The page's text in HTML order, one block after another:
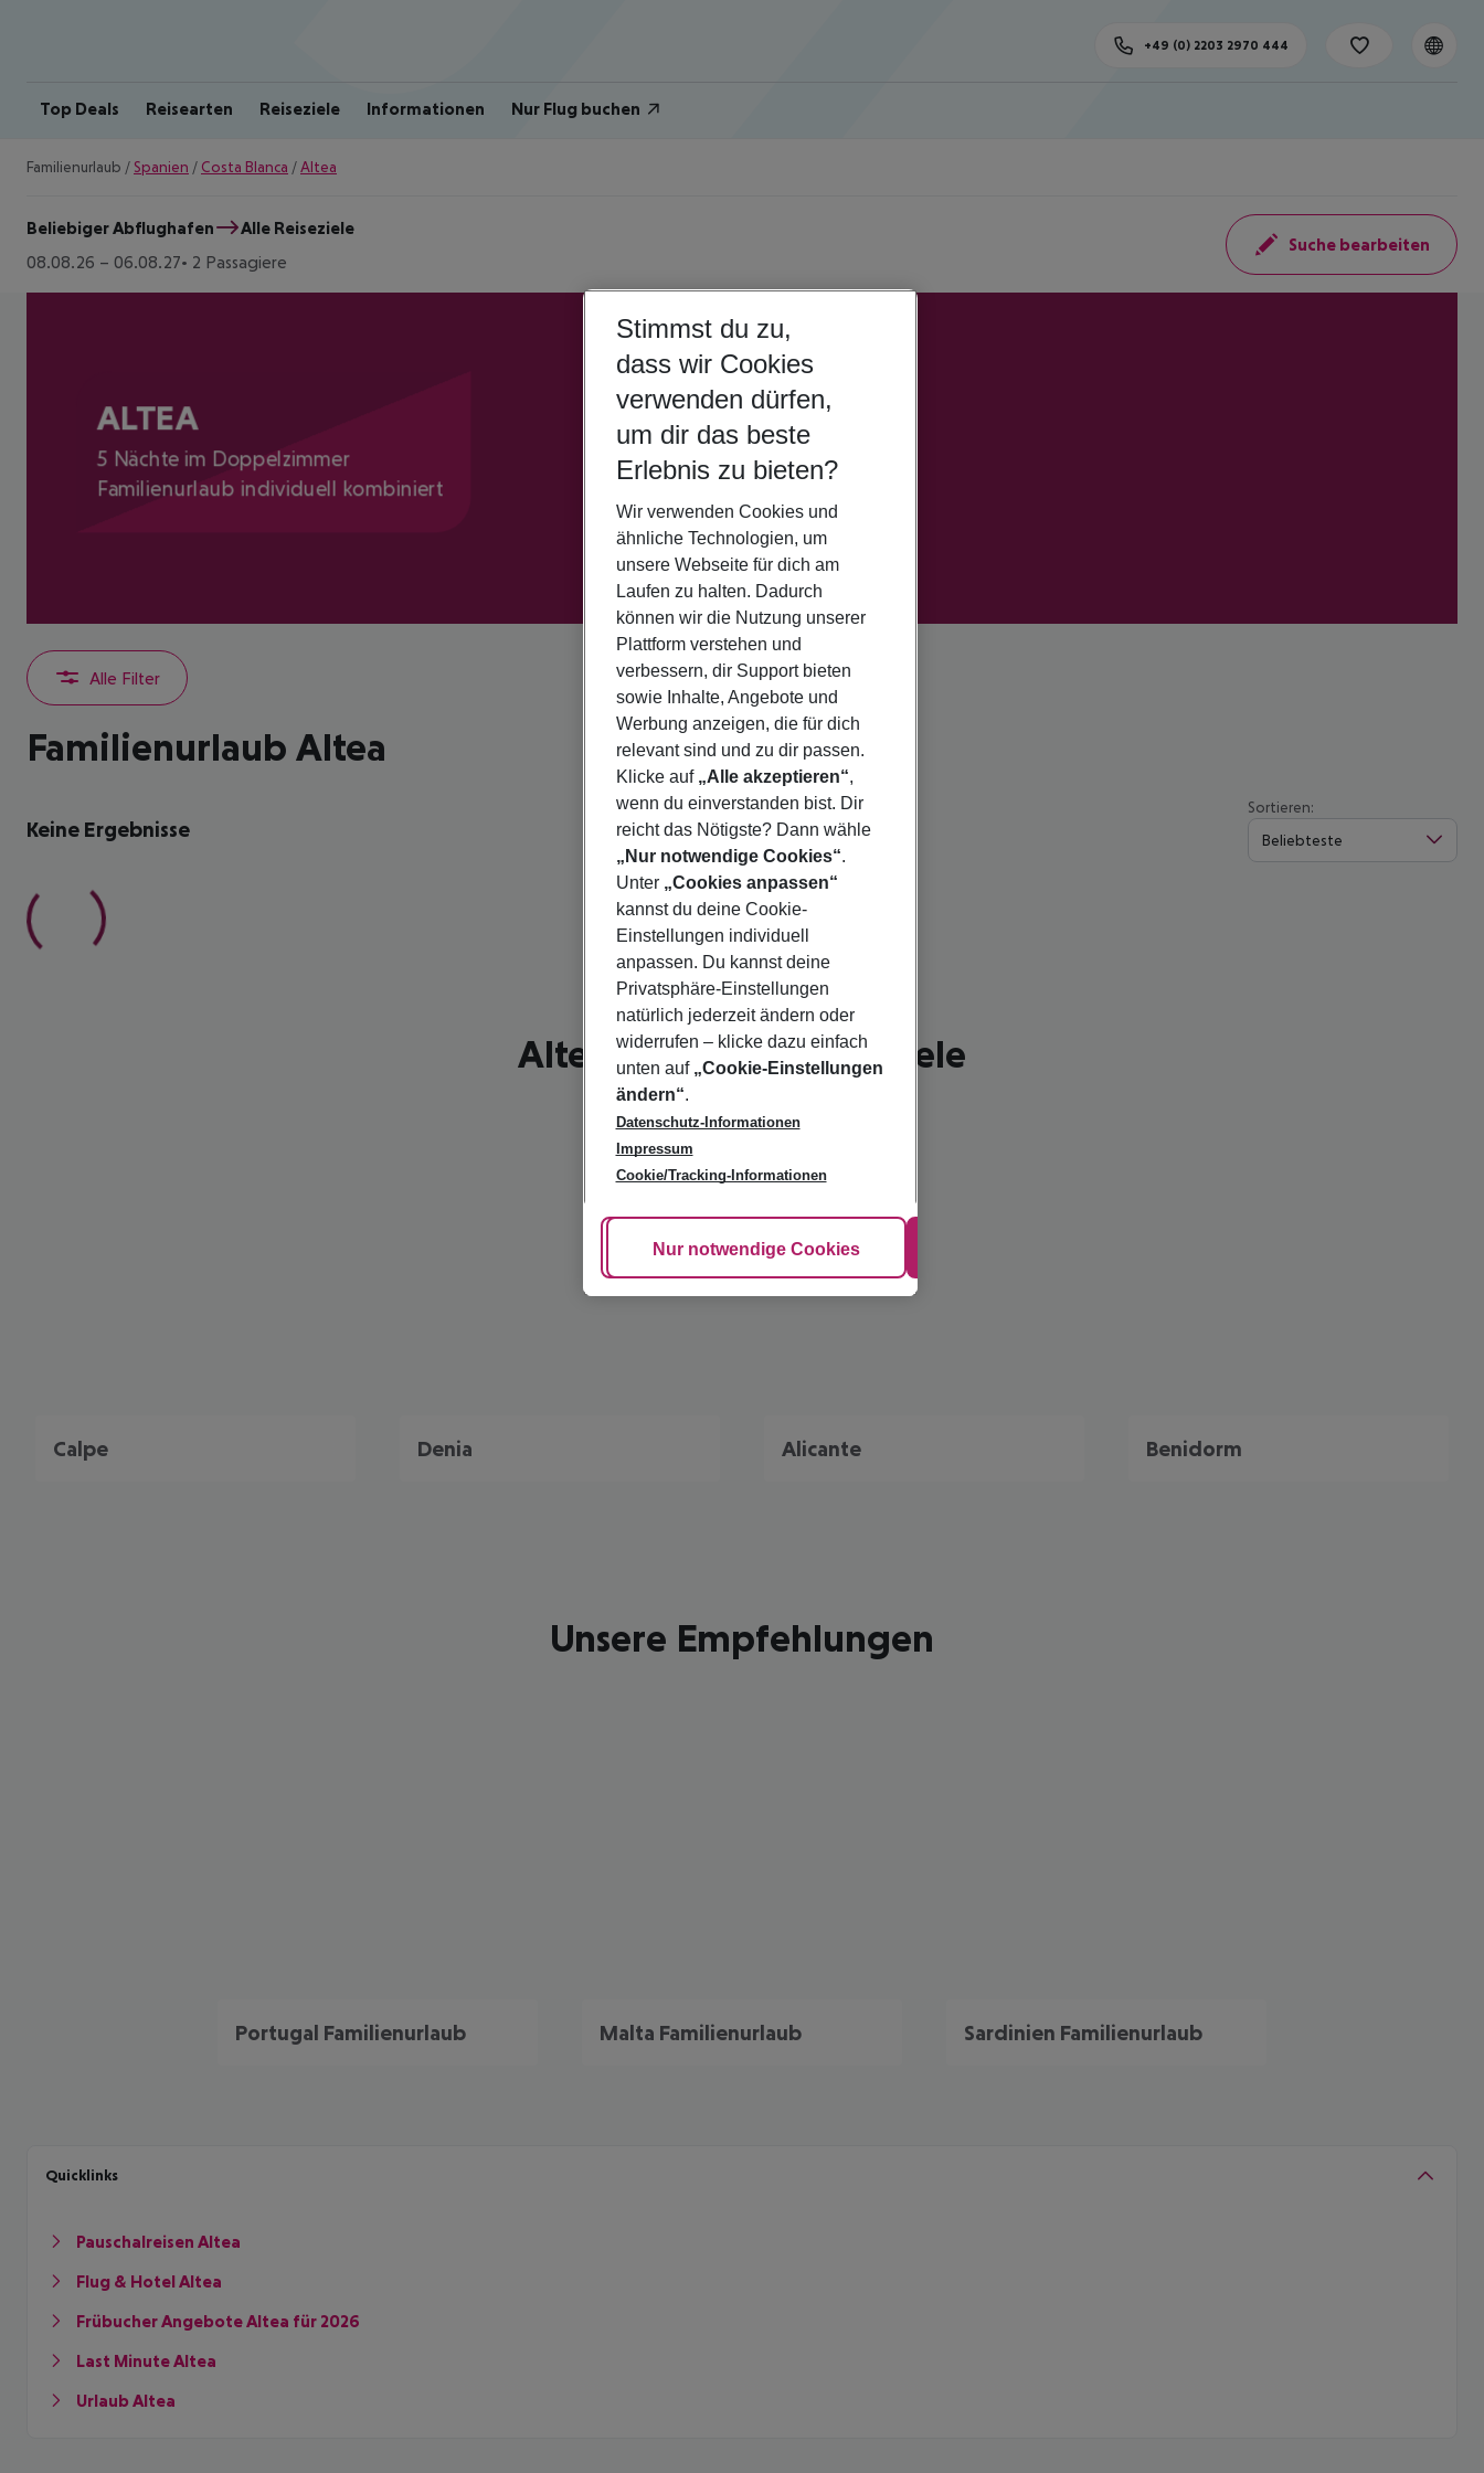
Top Deals Reisearten Reiseziele Informationen Nur Flug buchen
+49 (0) 2203 2970 444
Familienurlaub / Spanien / Costa Blanca /Altea
Beliebiger Abflughafen
Alle Reiseziele
08.08.26 – 06.08.27 2 Passagiere
Suche bearbeiten
ALTEA
5 Nächte im Doppelzimmer
Familienurlaub individuell kombiniert
Alle Filter
Familienurlaub Altea
Keine Ergebnisse
Sortieren:
Beliebteste
Altea - schönste Reiseziele
Calpe Denia Alicante Benidorm
Unsere Empfehlungen
Portugal Familienurlaub Malta Familienurlaub Sardinien Familienurlaub
Quicklinks
Pauschalreisen Altea
Flug & Hotel Altea
Frübucher Angebote Altea für 2026
Last Minute Altea
Urlaub Altea
Stimmst du zu,
dass wir Cookies
verwenden dürfen,
um dir das beste
Erlebnis zu bieten?
Wir verwenden Cookies und
ähnliche Technologien, um
unsere Webseite für dich am
Laufen zu halten. Dadurch
können wir die Nutzung unserer
Plattform verstehen und
verbessern, dir Support bieten
sowie Inhalte, Angebote und
Werbung anzeigen, die für dich
relevant sind und zu dir passen.
Klicke auf „Alle akzeptieren“,
wenn du einverstanden bist. Dir
reicht das Nötigste? Dann wähle
„Nur notwendige Cookies“.
Unter „Cookies anpassen“
kannst du deine Cookie-
Einstellungen individuell
anpassen. Du kannst deine
Privatsphäre-Einstellungen
natürlich jederzeit ändern oder
widerrufen – klicke dazu einfach
unten auf „Cookie-Einstellungen
ändern“.
Datenschutz-Informationen
Impressum
Cookie/Tracking-Informationen
Cookie anpassen
Nur notwendige Cookies